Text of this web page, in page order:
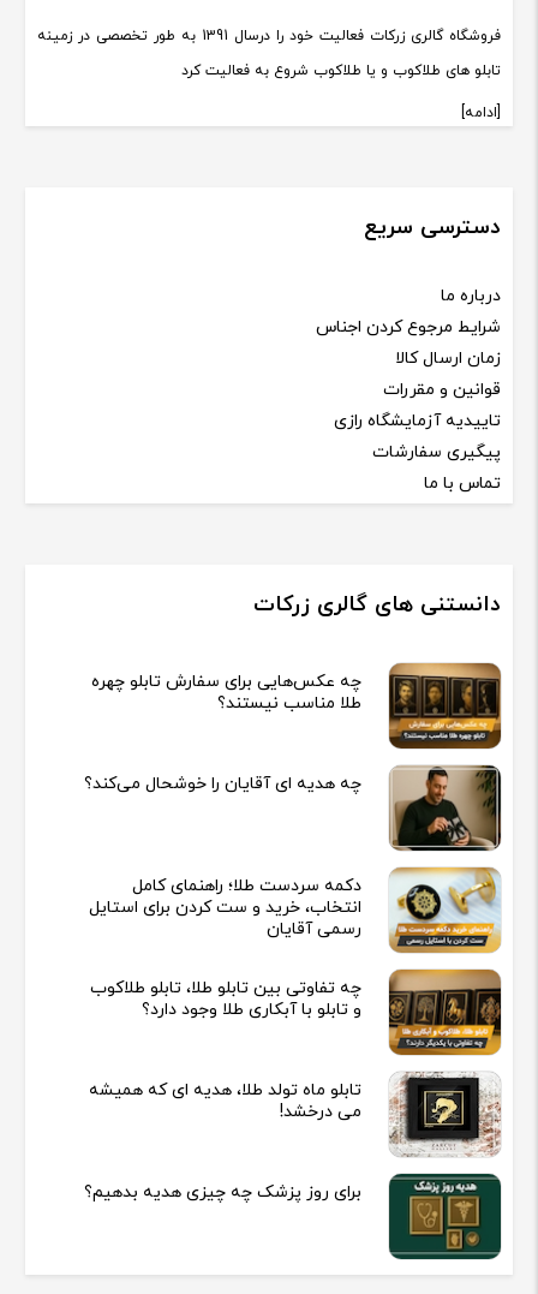
فروشگاه گالری زرکات فعالیت خود را درسال 1391 به طور تخصصی در زمینه
تابلو های طلاکوب و یا طلاکوب شروع به فعالیت کرد
[ادامه]
دسترسی سریع
درباره ما
شرایط مرجوع کردن اجناس
زمان ارسال کالا
قوانین و مقررات
تاییدیه آزمایشگاه رازی
پیگیری سفارشات
تماس با ما
دانستنی های گالری زرکات
چه عکس‌هایی برای سفارش تابلو چهره
طلا مناسب نیستند؟
چه هدیه‌ ای آقایان را خوشحال می‌کند؟
دکمه سردست طلا؛ راهنمای کامل
انتخاب، خرید و ست کردن برای استایل
رسمی آقایان
چه تفاوتی بین تابلو طلا، تابلو طلاکوب
و تابلو با آبکاری طلا وجود دارد؟
تابلو ماه تولد طلا، هدیه ای که همیشه
می درخشد!
برای روز پزشک چه چیزی هدیه بدهیم؟